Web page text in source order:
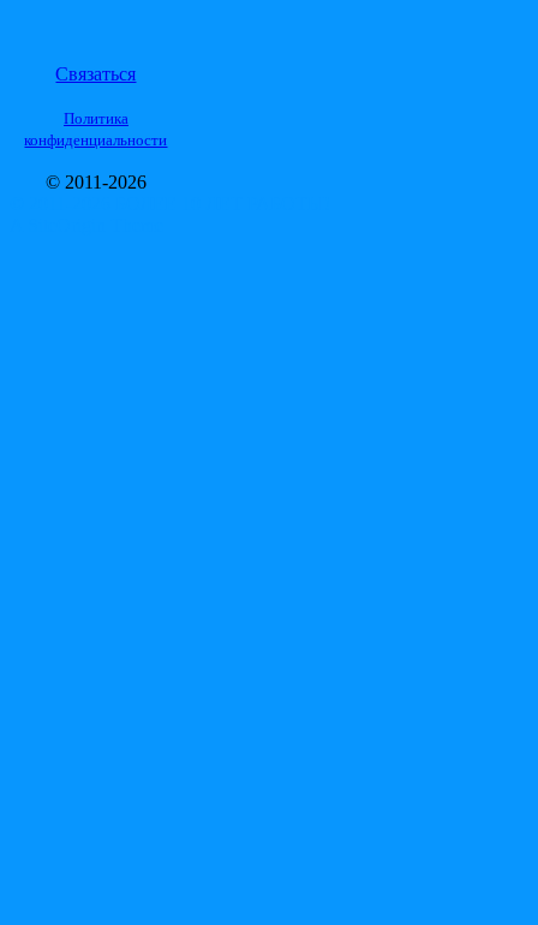
Связаться
Политика
конфиденциальности
© 2011-2026